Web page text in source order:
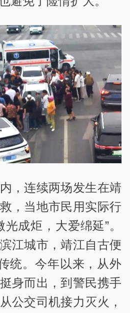
，连续两场发生在靖
，当地市民用实际行
成炬，大爱绵延”。
江城市，靖江自古便
统。今年以来，从外
身而出，到警民携手
公交司机接力灭火，